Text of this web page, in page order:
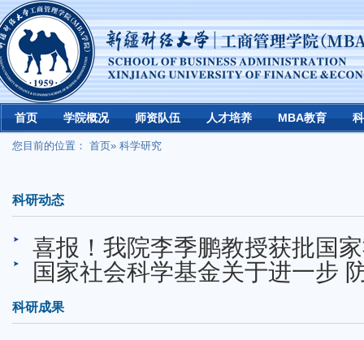
首页 学院概况 师资队伍 人才培养 MBA教育
您目前的位置： 首页» 科学研究
科研动态
喜报！我院李季鹏教授获批国
国家社会科学基金关于进一步
科研成果